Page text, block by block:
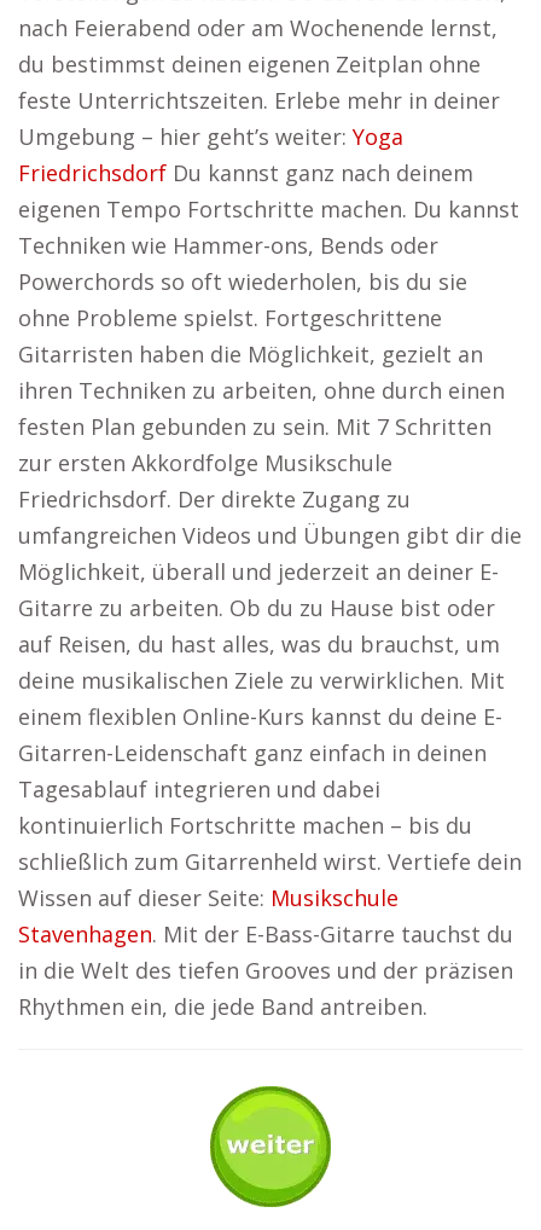
nach Feierabend oder am Wochenende lernst,
du bestimmst deinen eigenen Zeitplan ohne
feste Unterrichtszeiten. Erlebe mehr in deiner
Umgebung – hier geht’s weiter: Yoga
Friedrichsdorf Du kannst ganz nach deinem
eigenen Tempo Fortschritte machen. Du kannst
Techniken wie Hammer-ons, Bends oder
Powerchords so oft wiederholen, bis du sie
ohne Probleme spielst. Fortgeschrittene
Gitarristen haben die Möglichkeit, gezielt an
ihren Techniken zu arbeiten, ohne durch einen
festen Plan gebunden zu sein. Mit 7 Schritten
zur ersten Akkordfolge Musikschule
Friedrichsdorf. Der direkte Zugang zu
umfangreichen Videos und Übungen gibt dir die
Möglichkeit, überall und jederzeit an deiner E-
Gitarre zu arbeiten. Ob du zu Hause bist oder
auf Reisen, du hast alles, was du brauchst, um
deine musikalischen Ziele zu verwirklichen. Mit
einem flexiblen Online-Kurs kannst du deine E-
Gitarren-Leidenschaft ganz einfach in deinen
Tagesablauf integrieren und dabei
kontinuierlich Fortschritte machen – bis du
schließlich zum Gitarrenheld wirst. Vertiefe dein
Wissen auf dieser Seite: Musikschule
Stavenhagen. Mit der E-Bass-Gitarre tauchst du
in die Welt des tiefen Grooves und der präzisen
Rhythmen ein, die jede Band antreiben.